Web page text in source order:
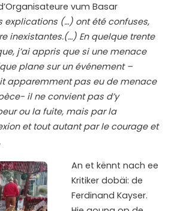
vum Basar
explications (…) ont été confuses,
inexistantes.(…) En quelque trente
j’ai appris que si une menace
plane sur un événement –
apparemment pas eu de menace
il ne convient pas d’y
ou la fuite, mais par la
et tout autant par le courage et
An et kënnt nach ee
Kritiker dobäi: de
Ferdinand Kayser.